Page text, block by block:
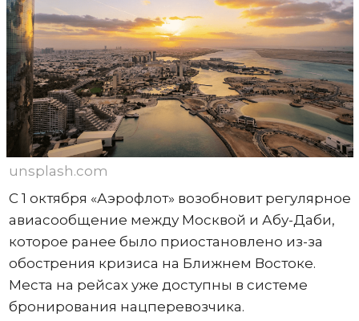
unsplash.com
С 1 октября «Аэрофлот» возобновит регулярное
авиасообщение между Москвой и Абу-Даби,
которое ранее было приостановлено из-за
обострения кризиса на Ближнем Востоке.
Места на рейсах уже доступны в системе
бронирования нацперевозчика.